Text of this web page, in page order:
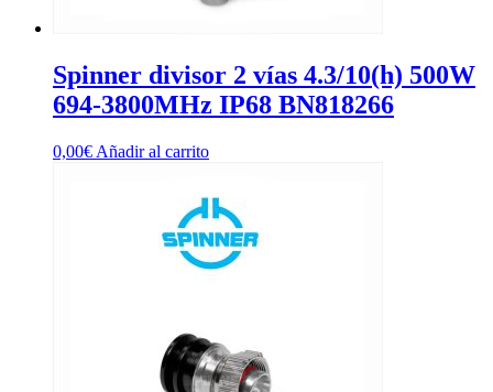
Spinner divisor 2 vías 4.3/10(h) 500W
694-3800MHz IP68 BN818266
0,00€ Añadir al carrito